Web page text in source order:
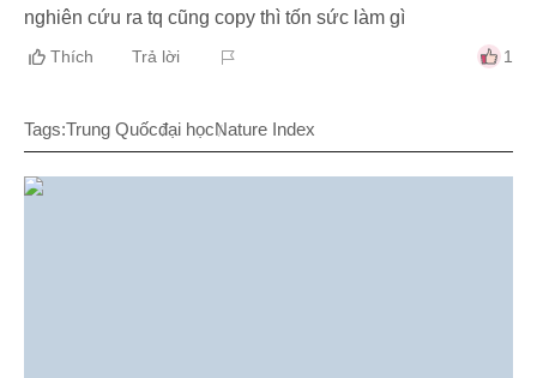
nghiên cứu ra tq cũng copy thì tốn sức làm gì
Thích Trả lời 1
Tags:Trung Quốcđại họcNature Index